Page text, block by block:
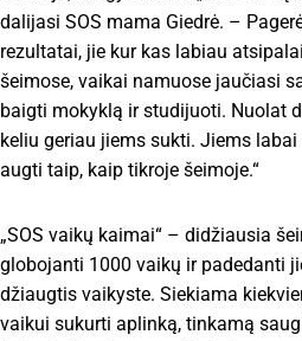
dalijasi SOS mama Giedrė. –
rezultatai, jie kur kas labiau
šeimose, vaikai namuose jaučiasi
baigti mokyklą ir studijuoti. Nuolat
keliu geriau jiems sukti. Jiems
augti taip, kaip tikroje šeimoje.“
„SOS vaikų kaimai“ – didžiausia
globojanti 1000 vaikų ir padedanti
džiaugtis vaikyste. Siekiama
vaikui sukurti aplinką, tinkamą